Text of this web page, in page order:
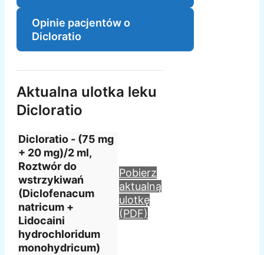
Opinie pacjentów o
Dicloratio
Aktualna ulotka leku
Dicloratio
Dicloratio - (75 mg
+ 20 mg)/2 ml,
Roztwór do
wstrzykiwań
(Diclofenacum
natricum +
Lidocaini
hydrochloridum
monohydricum)
Pobierz
aktualną
ulotkę
(PDF)